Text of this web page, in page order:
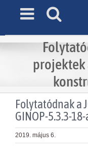
projektek
Folytatódnak a
GINOP-5.3.3-
2019. május 6.